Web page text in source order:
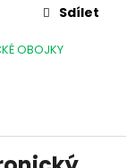
OBOJKY
Sdílet